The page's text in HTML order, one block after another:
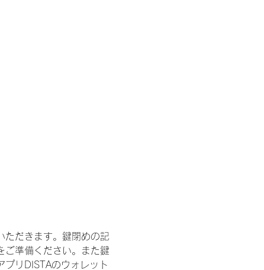
ただきます。鍵閉めの記
ご準備ください。また鍵
プリDISTAのウォレット